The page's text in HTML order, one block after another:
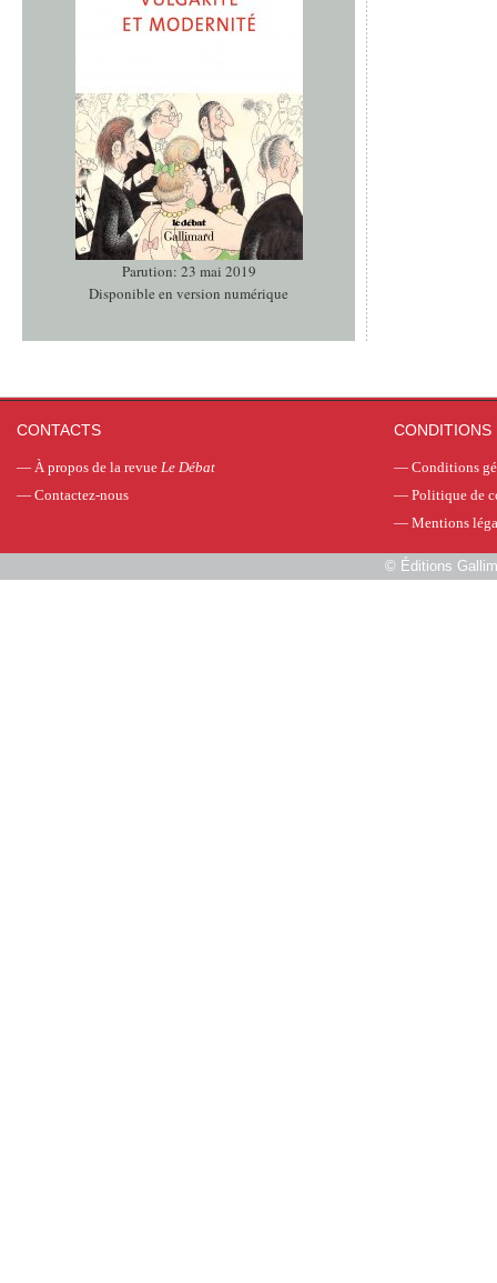
Parution: 23 mai 2019
Disponible en version numérique
CONTACTS
— À propos de la revue Le Débat
— Contactez-nous
CONDITIONS
— Conditions
— Politique de
— Mentions
© Éditions